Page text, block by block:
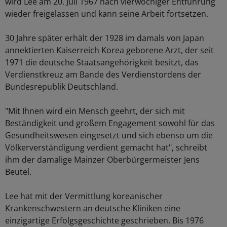
wieder freigelassen und kann seine Arbeit fortsetzen.
30 Jahre später erhält der 1928 im damals von Japan
annektierten Kaiserreich Korea geborene Arzt, der seit
1971 die deutsche Staatsangehörigkeit besitzt, das
Verdienstkreuz am Bande des Verdienstordens der
Bundesrepublik Deutschland.
"Mit Ihnen wird ein Mensch geehrt, der sich mit
Beständigkeit und großem Engagement sowohl für das
Gesundheitswesen eingesetzt und sich ebenso um die
Völkerverständigung verdient gemacht hat", schreibt
ihm der damalige Mainzer Oberbürgermeister Jens
Beutel.
Lee hat mit der Vermittlung koreanischer
Krankenschwestern an deutsche Kliniken eine
einzigartige Erfolgsgeschichte geschrieben. Bis 1976